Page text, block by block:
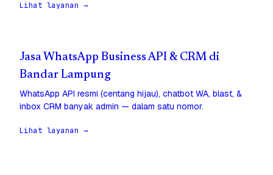
Lihat layanan →
Jasa WhatsApp Business API & CRM di
Bandar Lampung
WhatsApp API resmi (centang hijau), chatbot WA, blast, &
inbox CRM banyak admin — dalam satu nomor.
Lihat layanan →